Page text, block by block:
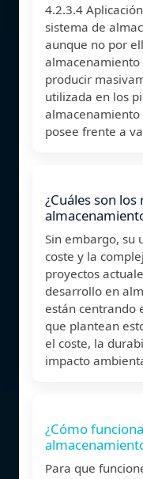
4.2.3.4
sistema de
aunque no por
producir
utilizada en los
almacenamiento
posee frente a
¿Cuáles son
Sin embargo, su
coste y la
proyectos
desarrollo en
están centrando
que plantean
el coste, la
impacto
¿Cómo
Para que